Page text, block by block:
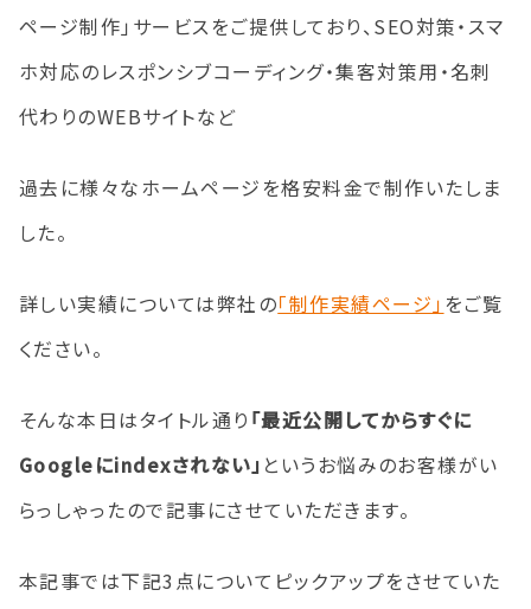
ページ制作」サービスをご提供しており、SEO対策・スマ
ホ対応のレスポンシブコーディング・集客対策用・名刺
代わりのWEBサイトなど
過去に様々なホームページを格安料金で制作いたしま
した。
詳しい実績については弊社の「制作実績ページ」 をご覧
ください。
そんな本日はタイトル通り 「最近公開してからすぐに
Googleにindexされない」 というお悩みのお客様がい
らっしゃったので記事にさせていただきます。
本記事では下記3点についてピックアップをさせていた